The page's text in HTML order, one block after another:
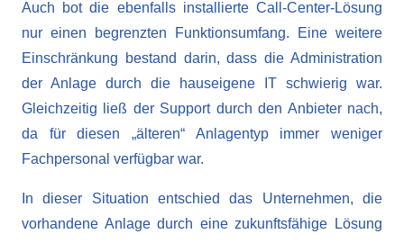
Auch bot die ebenfalls installierte Call-Center-Lösung
nur einen begrenzten Funktionsumfang. Eine weitere
Einschränkung bestand darin, dass die Administration
der Anlage durch die hauseigene IT schwierig war.
Gleichzeitig ließ der Support durch den Anbieter nach,
da für diesen „älteren“ Anlagentyp immer weniger
Fachpersonal verfügbar war.
In dieser Situation entschied das Unternehmen, die
vorhandene Anlage durch eine zukunftsfähige Lösung